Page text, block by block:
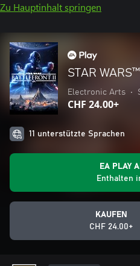
Zu Hauptinhalt springen
STAR
Electronic Arts •
CHF 24.00+
11 unterstützte Sprachen
EA PLAY
Enthalten
KAUFEN
CHF 24.00+